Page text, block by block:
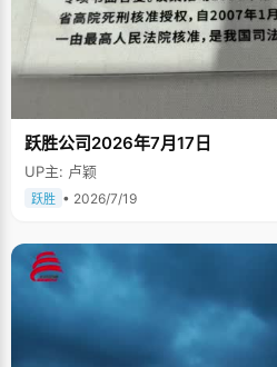
跃胜公司2026年7月17日
UP主: 卢颖
跃胜 • 2026/7/19